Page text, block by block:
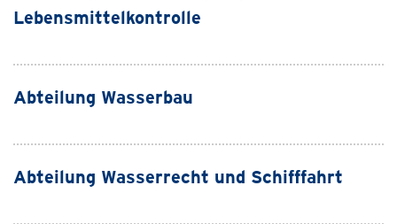
Lebensmittelkontrolle
Abteilung Wasserbau
Abteilung Wasserrecht und Schifffahrt